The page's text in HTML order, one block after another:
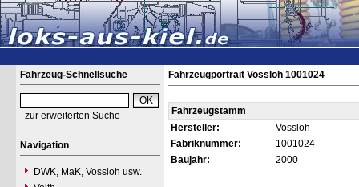
Fahrzeug-Schnellsuche
zur erweiterten Suche
Navigation
DWK, MaK, Vossloh usw.
Fahrzeugportrait Vossloh 1001024
Fahrzeugstamm
Hersteller:
Vossloh
Fabriknummer:
1001024
Baujahr:
2000